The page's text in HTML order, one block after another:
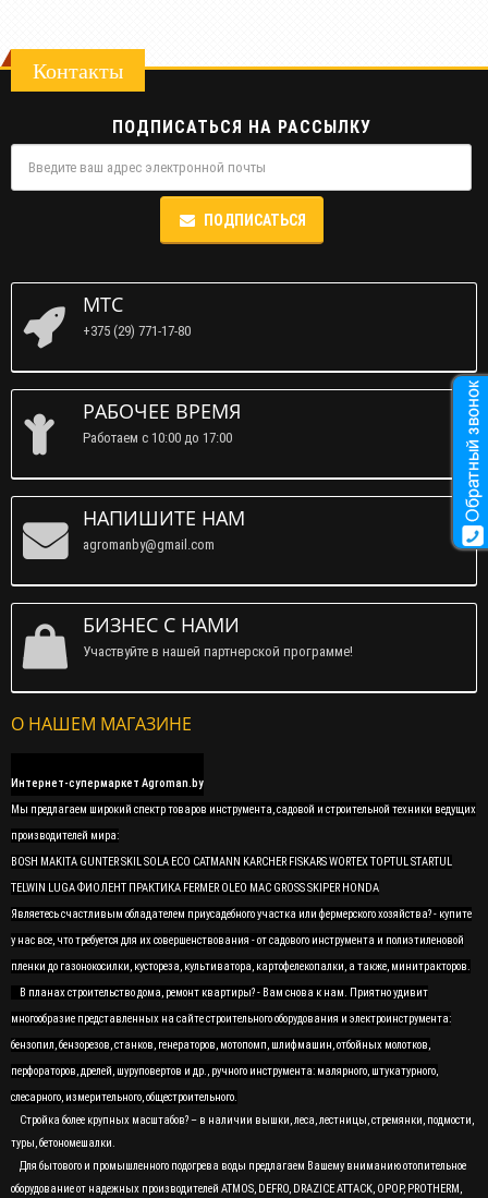
Контакты
ПОДПИСАТЬСЯ НА РАССЫЛКУ
ПОДПИСАТЬСЯ
МТС
+375 (29) 771-17-80
РАБОЧЕЕ ВРЕМЯ
Работаем c 10:00 до 17:00
НАПИШИТЕ НАМ
agromanby@gmail.com
БИЗНЕС С НАМИ
Участвуйте в нашей партнерской программе!
О НАШЕМ МАГАЗИНЕ
Интернет-супермаркет Agroman.by
Мы предлагаем широкий спектр товаров инструмента, садовой и строительной техники ведущих
производителей мира:
BOSH MAKITA GUNTER SKIL SOLA ECO CATMANN KARCHER FISKARS WORTEX TOPTUL STARTUL
TELWIN LUGA ФИОЛЕНТ ПРАКТИКА FERMER OLEO MAC GROSS SKIPER HONDA
Являетесь счастливым обладателем приусадебного участка или фермерского хозяйства? - купите
у нас все, что требуется для их совершенствования - от садового инструмента и полиэтиленовой
пленки до газонокосилки, кустореза, культиватора, картофелекопалки, а также, минитракторов.
В планах строительство дома, ремонт квартиры? - Вам снова к нам. Приятно удивит
многообразие представленных на сайте строительного оборудования и электроинструмента:
бензопил, бензорезов, станков, генераторов, мотопомп, шлифмашин, отбойных молотков,
перфораторов, дрелей, шуруповертов и др., ручного инструмента: малярного, штукатурного,
слесарного, измерительного, общестроительного.
Стройка более крупных масштабов? – в наличии вышки, леса, лестницы, стремянки, подмости,
туры, бетономешалки.
Для бытового и промышленного подогрева воды предлагаем Вашему вниманию отопительное
оборудование от надежных производителей ATMOS, DEFRO, DRAZICE ATTACK, OPOP, PROTHERM,